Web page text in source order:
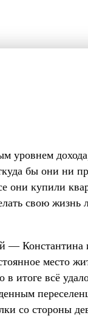
уровнем
бы они ни
они купили
свою жизнь
—
место
итоге всё
со стороны